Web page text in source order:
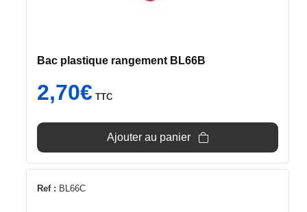
Bac plastique rangement BL66B
2,70€ TTC
Ajouter au panier
Ref : BL66C